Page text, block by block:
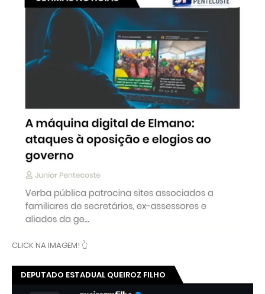
CLICK NA IMAGEM! 👆
DEPUTADO ESTADUAL QUEIROZ FILHO